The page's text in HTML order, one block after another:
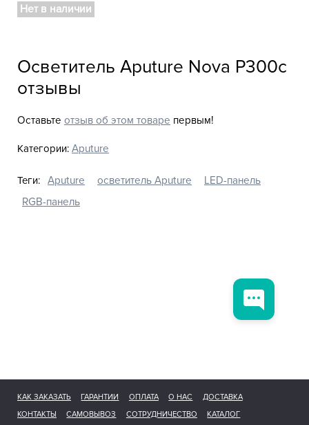
Нет в наличии
Осветитель Aputure Nova P300c
отзывы
Оставьте отзыв об этом товаре первым!
Категории: Aputure
Теги: Aputure осветитель Aputure
LED-панель
RGB-панель
КАК ЗАКАЗАТЬ ГАРАНТИИ ОПЛАТА О НАС
ДОСТАВКА
КОНТАКТЫ
САМОВЫВОЗ СОТРУДНИЧЕСТВО КАТАЛОГ